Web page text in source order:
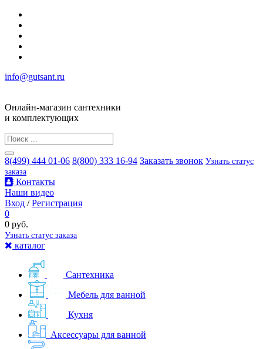
info@gutsant.ru
Онлайн-магазин сантехники
и комплектующих
8(499) 444 01-06 8(800) 333 16-94 Заказать звонок Узнать статус
заказа
Контакты
Наши видео
Вход /Регистрация
0
0 руб.
Узнать статус заказа
каталог
Сантехника
Мебель для ванной
Кухня
Аксессуары для ванной